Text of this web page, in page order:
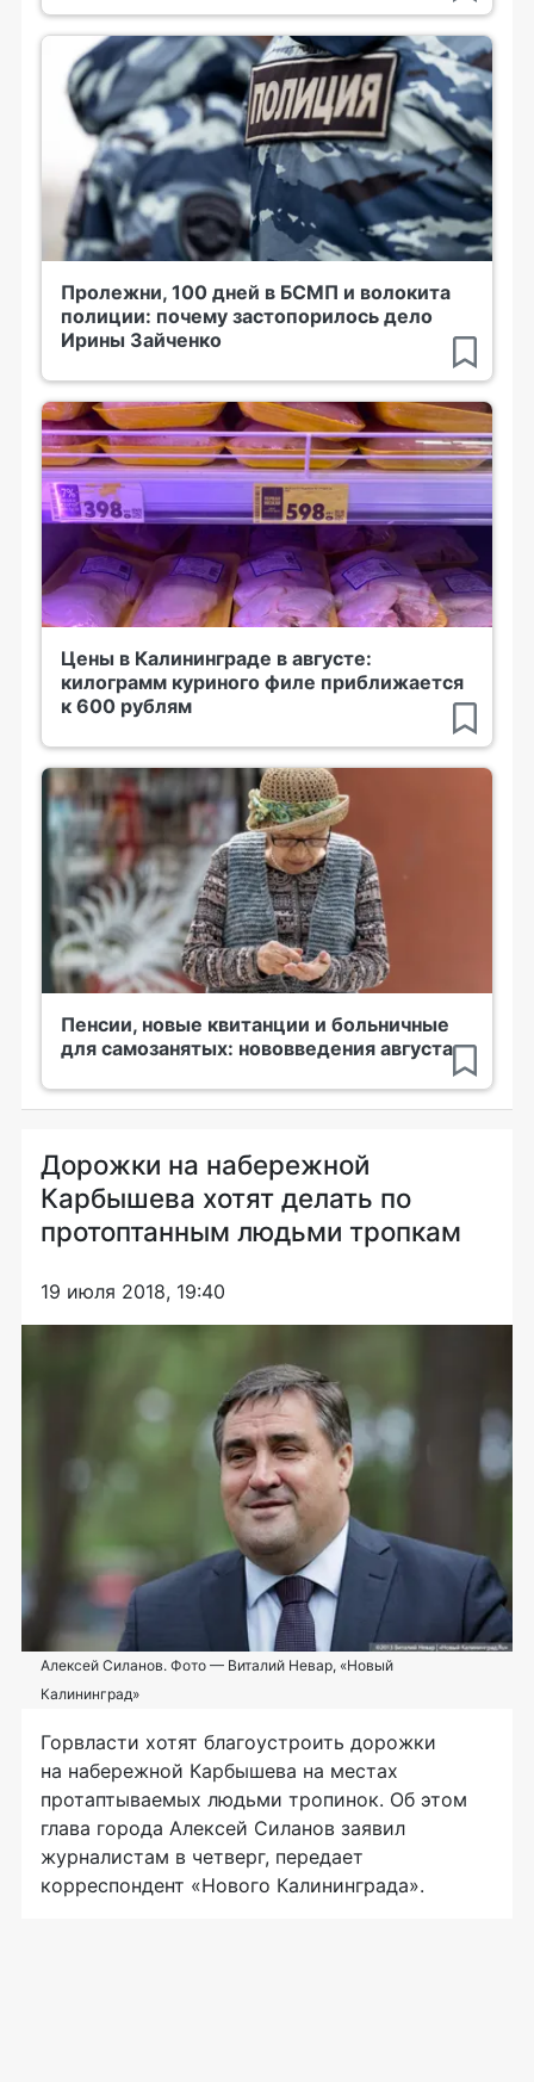
Пролежни, 100 дней в БСМП и волокита
полиции: почему застопорилось дело
Ирины Зайченко
Цены в Калининграде в августе:
килограмм куриного филе приближается
к 600 рублям
Пенсии, новые квитанции и больничные
для самозанятых: нововведения августа
Дорожки на набережной
Карбышева хотят делать по
протоптанным людьми тропкам
19 июля 2018, 19:40
Алексей Силанов. Фото — Виталий Невар, «Новый
Калининград»
Горвласти хотят благоустроить дорожки
на набережной Карбышева на местах
протаптываемых людьми тропинок. Об этом
глава города Алексей Силанов заявил
журналистам в четверг, передает
корреспондент «Нового Калининграда».